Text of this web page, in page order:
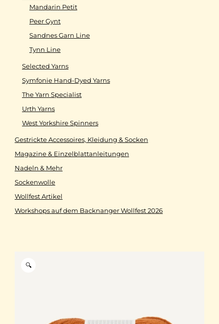
🔍
Mandarin Petit
Peer Gynt
Sandnes Garn Line
Tynn Line
Selected Yarns
Symfonie Hand-Dyed Yarns
The Yarn Specialist
Urth Yarns
West Yorkshire Spinners
Gestrickte Accessoires, Kleidung & Socken
Magazine & Einzelblattanleitungen
Nadeln & Mehr
Sockenwolle
Wollfest Artikel
Workshops auf dem Backnanger Wollfest 2026